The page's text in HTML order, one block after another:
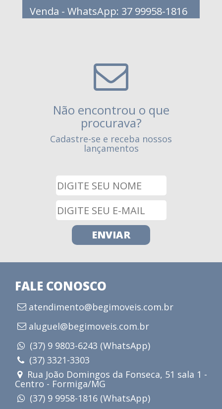
Venda - WhatsApp: 37 99958-1816
Não encontrou o que
procurava?
Cadastre-se e receba nossos
lançamentos
FALE CONOSCO
atendimento@begimoveis.com.br
aluguel@begimoveis.com.br
(37) 9 9803-6243 (WhatsApp)
(37) 3321-3303
Rua João Domingos da Fonseca, 51 sala 1 -
Centro - Formiga/MG
(37) 9 9958-1816 (WhatsApp)